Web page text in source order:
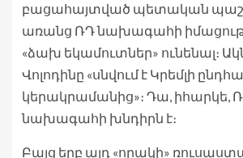
բացահայտված պետական
առանց ՌԴ նախագահի
«ձախ եկամուտներ» ունենալ։
Վոլոդինը «սնվում է Կրեմլի
կերակրամանից»։ Դա, իհարկե,
նախագահի խնդիրն է։
Բայց երբ այդ «որակի»